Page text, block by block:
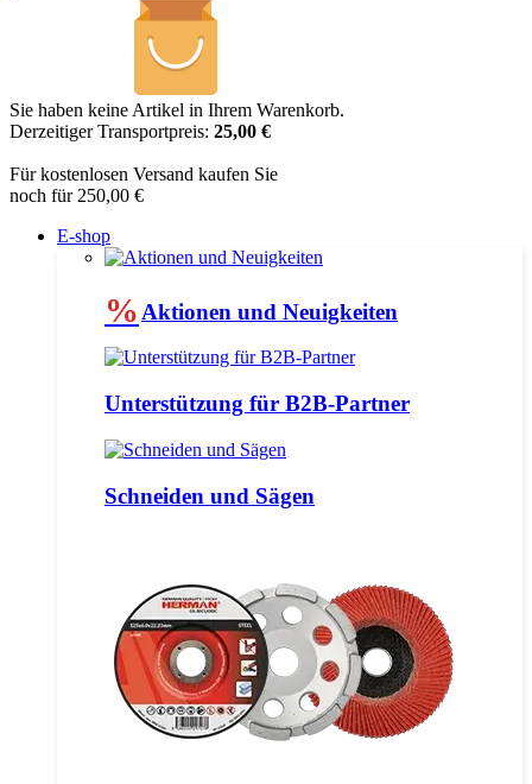
Sie haben keine Artikel in Ihrem Warenkorb.
Derzeitiger Transportpreis: 25,00 €
Für kostenlosen Versand kaufen Sie
noch für 250,00 €
E-shop
% Aktionen und Neuigkeiten
Unterstützung für B2B-Partner
Schneiden und Sägen